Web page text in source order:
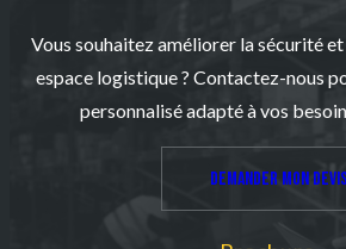
Vous souhaitez améliorer la sécurité
espace logistique ? Contactez-nous
personnalisé adapté à vos
Demander mon devis